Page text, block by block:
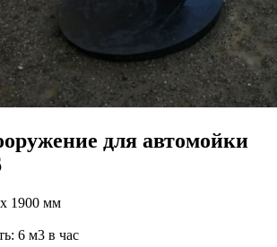
для автомойки
1900 мм
6 м3 в час